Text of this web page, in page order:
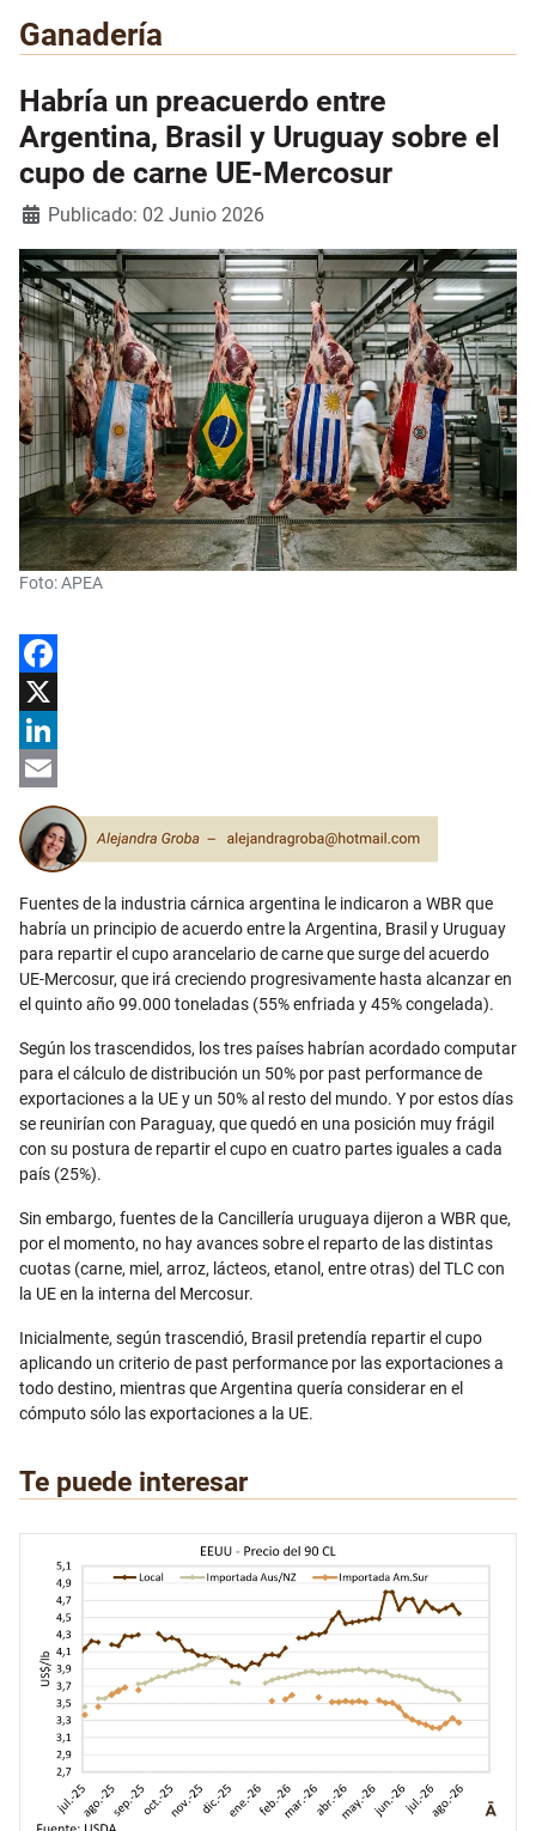
Ganadería
Habría un preacuerdo entre
Argentina, Brasil y Uruguay sobre el
cupo de carne UE-Mercosur
Detalles
Publicado: 02 Junio 2026
Foto: APEA
Facebook
X
LinkedIn
Email
Fuentes de la industria cárnica argentina le indicaron a WBR que
habría un principio de acuerdo entre la Argentina, Brasil y Uruguay
para repartir el cupo arancelario de carne que surge del acuerdo
UE-Mercosur, que irá creciendo progresivamente hasta alcanzar en
el quinto año 99.000 toneladas (55% enfriada y 45% congelada).
Según los trascendidos, los tres países habrían acordado computar
para el cálculo de distribución un 50% por past performance de
exportaciones a la UE y un 50% al resto del mundo. Y por estos días
se reunirían con Paraguay, que quedó en una posición muy frágil
con su postura de repartir el cupo en cuatro partes iguales a cada
país (25%).
Sin embargo, fuentes de la Cancillería uruguaya dijeron a WBR que,
por el momento, no hay avances sobre el reparto de las distintas
cuotas (carne, miel, arroz, lácteos, etanol, entre otras) del TLC con
la UE en la interna del Mercosur.
Inicialmente, según trascendió, Brasil pretendía repartir el cupo
aplicando un criterio de past performance por las exportaciones a
todo destino, mientras que Argentina quería considerar en el
cómputo sólo las exportaciones a la UE.
Te puede interesar